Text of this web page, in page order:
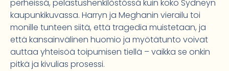
perheissä, pelastushenkilöstössä kuin koko Sydneyn
kaupunkikuvassa. Harryn ja Meghanin vierailu toi
monille tunteen siitä, että tragedia muistetaan, ja
että kansainvälinen huomio ja myötätunto voivat
auttaa yhteisöä toipumisen tiellä – vaikka se onkin
pitkä ja kivulias prosessi.